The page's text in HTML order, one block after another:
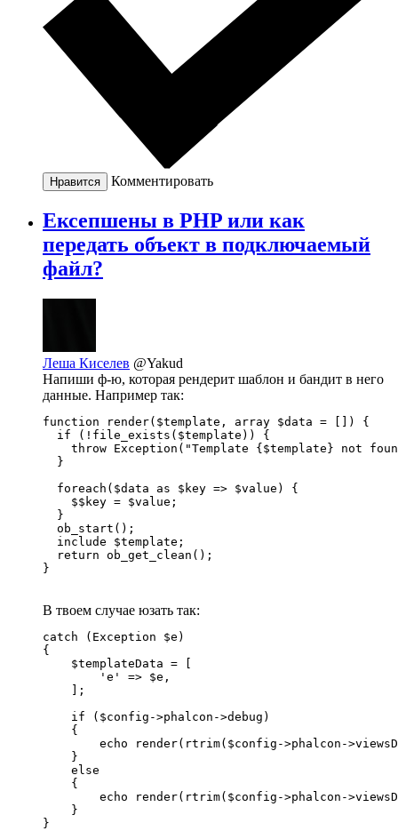
Нравится Комментировать
Ексепшены в PHP или как
передать объект в подключаемый
файл?
Леша Киселев @Yakud
Напиши ф-ю, которая рендерит шаблон и бандит в него
данные. Например так:
function render($template, array $data = []) {
  if (!file_exists($template)) {
throw Exception("Template {$template} not
  }
  foreach($data as $key => $value) {
    $$key = $value;
  }
  ob_start();
  include $template;
  return ob_get_clean();
}
В твоем случае юзать так:
catch (Exception $e)
{
    $templateData = [
        'e' => $e,
    ];
    if ($config->phalcon->debug)
    {
echo render(rtrim($config->phalcon-
    }
    else
    {
echo render(rtrim($config->phalcon-
    }
}